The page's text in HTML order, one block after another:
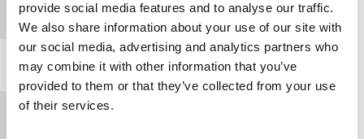
provide social media features and to analyse our traffic.
We also share information about your use of our site with
our social media, advertising and analytics partners who
may combine it with other information that you’ve
provided to them or that they’ve collected from your use
of their services.
Festivaleditie IFFR 2007
Lengte 104'